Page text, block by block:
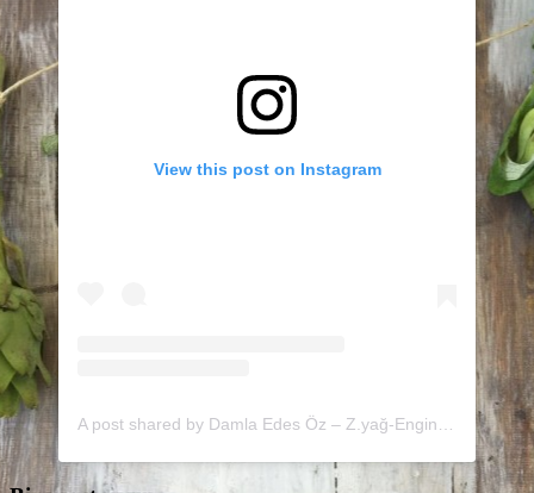
View this post on Instagram